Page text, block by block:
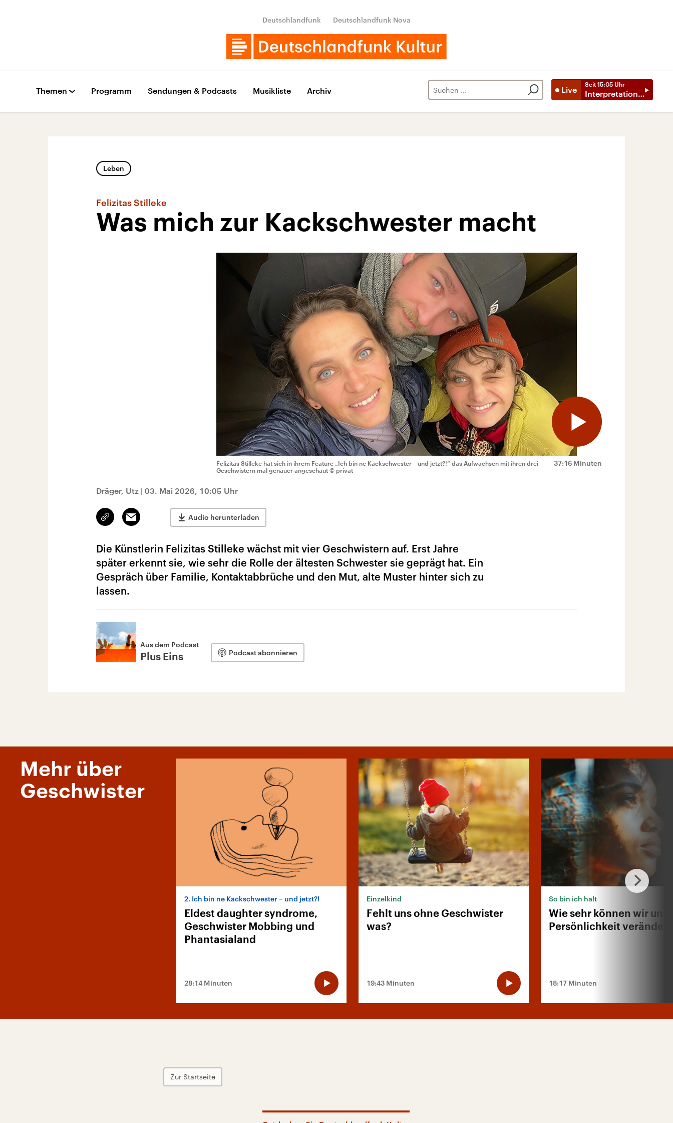
Deutschlandfunk Deutschlandfunk Nova
Live
Seit 15:05 Uhr
Interpretationen
Themen Programm Sendungen & Podcasts Musikliste Archiv
Leben
Felizitas Stilleke
Was mich zur Kackschwester macht
37:16 Minuten
Felizitas Stilleke hat sich in ihrem Feature „Ich bin ne Kackschwester – und jetzt?!“ das Aufwachsen mit ihren drei
Geschwistern mal genauer angeschaut © privat
Dräger, Utz | 03. Mai 2026, 10:05 Uhr
Link
kopieren/teilen
Email Audio herunterladen
Die Künstlerin Felizitas Stilleke wächst mit vier Geschwistern auf. Erst Jahre
später erkennt sie, wie sehr die Rolle der ältesten Schwester sie geprägt hat. Ein
Gespräch über Familie, Kontaktabbrüche und den Mut, alte Muster hinter sich zu
lassen.
Aus dem Podcast
Plus Eins Podcast abonnieren
Mehr über
Geschwister
2. Ich bin ne Kackschwester – und jetzt?!
Eldest daughter syndrome,
Geschwister Mobbing und
Phantasialand
28:14 Minuten
Einzelkind
Fehlt uns ohne Geschwister
was?
19:43 Minuten
So bin ich halt
Wie sehr können wir
Persönlichkeit
18:17 Minuten
Zur Startseite